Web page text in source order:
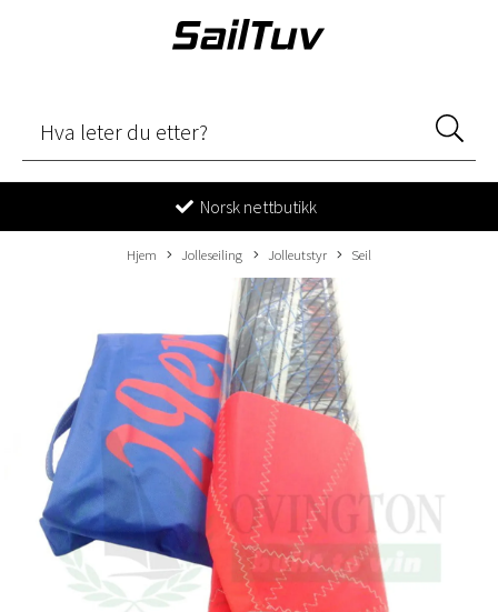
Norsk nettbutikk
Hjem Jolleseiling Jolleutstyr Seil